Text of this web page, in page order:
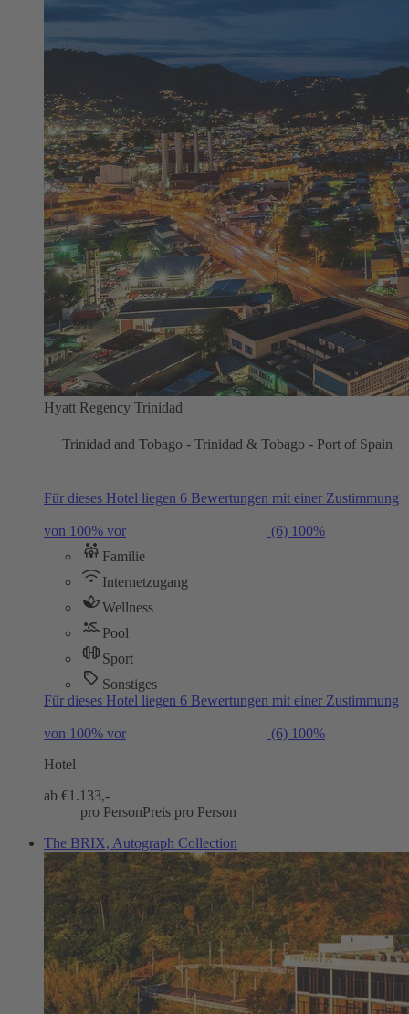
Hyatt Regency Trinidad
Trinidad and Tobago - Trinidad & Tobago - Port of Spain
Für dieses Hotel liegen 6 Bewertungen mit einer Zustimmung
von 100% vor (6) 100%
Familie
Internetzugang
Wellness
Pool
Sport
Sonstiges
Für dieses Hotel liegen 6 Bewertungen mit einer Zustimmung
von 100% vor (6) 100%
Hotel
ab €1.133,-
pro PersonPreis pro Person
The BRIX, Autograph Collection